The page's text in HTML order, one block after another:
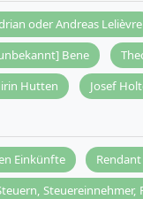
oder Andreas Lelièvre
Bene
Hutten Josef
Einkünfte